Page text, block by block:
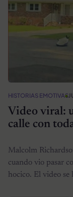
HISTORIAS EMOTIVAS
Video viral:
calle con
Malcolm
cuando vio pasar
hocico. El video se